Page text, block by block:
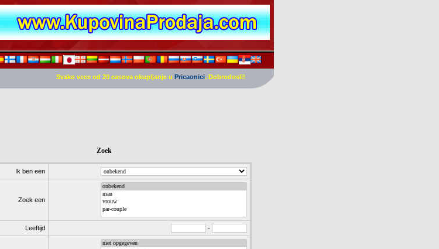
Svako vece od 20 casova okupljanje u Pricaonici. Dobrodosli!
Zoek
Ik ben een
Zoek een
Leeftijd -